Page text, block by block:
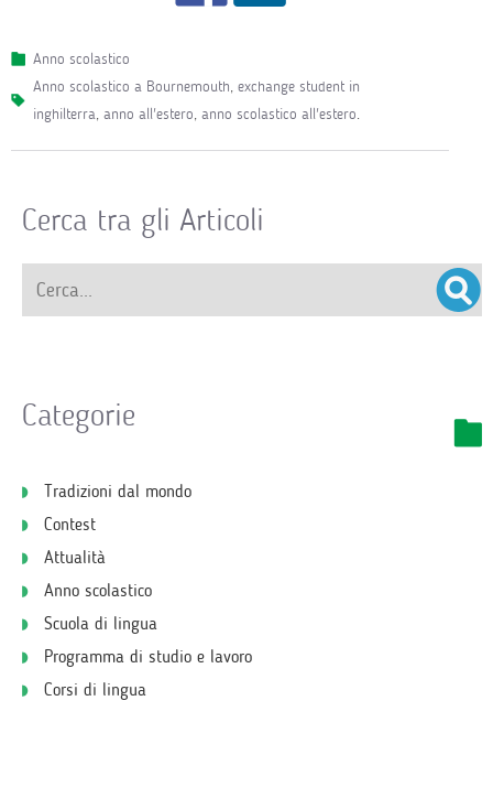
Anno scolastico
anno scolastico a Bournemouth, exchange student in
inghilterra, anno all'estero, anno scolastico all'estero.
Cerca tra gli Articoli
Categorie
Tradizioni dal mondo
Contest
Attualità
Anno scolastico
Scuola di lingua
Programma di studio e lavoro
Corsi di lingua